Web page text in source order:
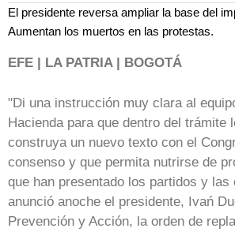
El presidente reversa ampliar la base del
Aumentan los muertos en las protestas.
EFE | LA PATRIA | BOGOTÁ
"Di una instrucción muy clara al
Hacienda para que dentro del trámite
construya un nuevo texto con el
consenso y que permita nutrirse de
que han presentado los partidos y las
anunció anoche el presidente, Ivań
Prevención y Acción, la orden de